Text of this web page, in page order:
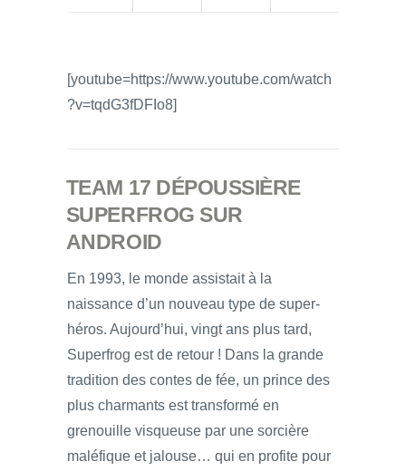
[youtube=https://www.youtube.com/watch
?v=tqdG3fDFIo8]
TEAM 17 DÉPOUSSIÈRE
SUPERFROG SUR
ANDROID
En 1993, le monde assistait à la
naissance d’un nouveau type de super-
héros. Aujourd’hui, vingt ans plus tard,
Superfrog est de retour ! Dans la grande
tradition des contes de fée, un prince des
plus charmants est transformé en
grenouille visqueuse par une sorcière
maléfique et jalouse… qui en profite pour